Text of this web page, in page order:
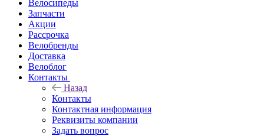
Велосипеды
Запчасти
Акции
Рассрочка
Велобренды
Доставка
Велоблог
Контакты
Назад
Контакты
Контактная информация
Реквизиты компании
Задать вопрос